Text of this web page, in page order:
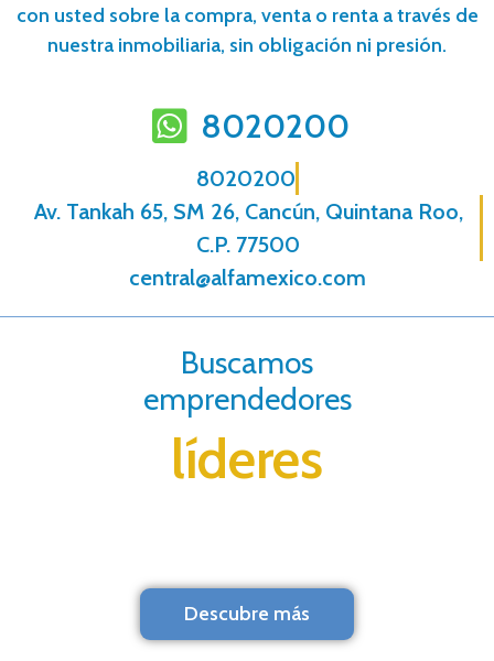
con usted sobre la compra, venta o renta a través de
nuestra inmobiliaria, sin obligación ni presión.
8020200
8020200
Av. Tankah 65, SM 26, Cancún, Quintana Roo,
C.P. 77500
central@alfamexico.com
Buscamos
emprendedores
líderes
Descubre más